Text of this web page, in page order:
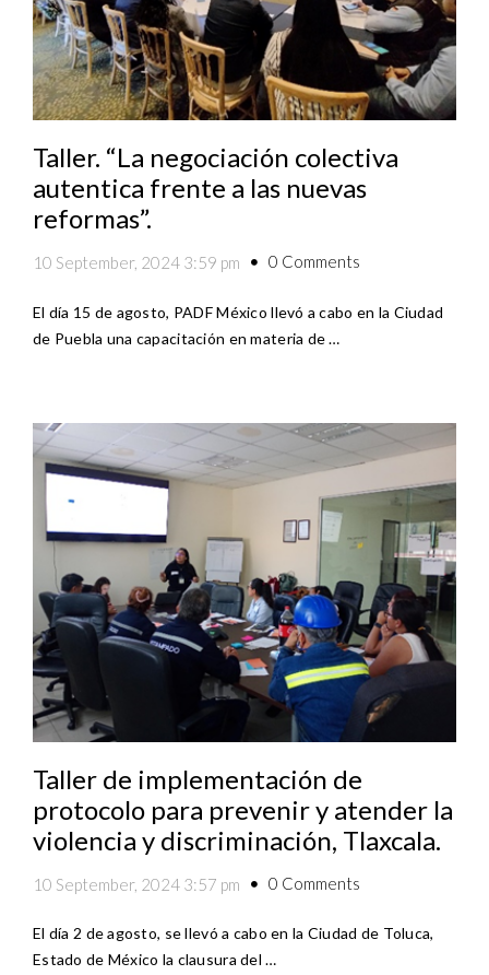
Taller. “La negociación colectiva
autentica frente a las nuevas
reformas”.
10 September, 2024 3:59 pm 0 Comments
El día 15 de agosto, PADF México llevó a cabo en la Ciudad
de Puebla una capacitación en materia de …
Taller de implementación de
protocolo para prevenir y atender la
violencia y discriminación, Tlaxcala.
10 September, 2024 3:57 pm 0 Comments
El día 2 de agosto, se llevó a cabo en la Ciudad de Toluca,
Estado de México la clausura del …